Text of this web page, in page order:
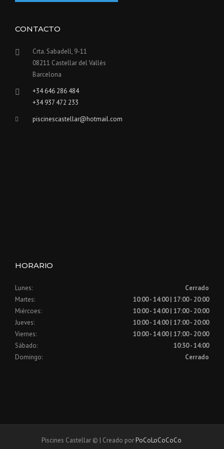
CONTACTO
Crta. Sabadell, 9-11
08211 Castellar del Vallès
Barcelona
+34 646 286 484
+34 937 472 233
piscinescastellar@hotmail.com
HORARIO
Lunes:
Cerrado
Martes:
10:00 - 14:00 | 17:00 - 20:00
Miércoes:
10:00 - 14:00 | 17:00 - 20:00
Jueves:
10:00 - 14:00 | 17:00 - 20:00
Viernes:
10:00 - 14:00 | 17:00 - 20:00
Sábado:
10:30 - 14:00
Domingo:
Cerrado
Piscines Castellar © | Creado por PoCoLoCoCoCo